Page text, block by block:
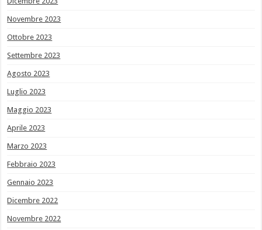
Novembre 2023
Ottobre 2023
Settembre 2023
Agosto 2023
Luglio 2023
Maggio 2023
Aprile 2023
Marzo 2023
Febbraio 2023
Gennaio 2023
Dicembre 2022
Novembre 2022